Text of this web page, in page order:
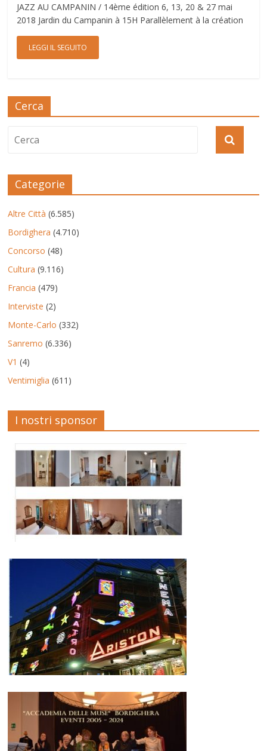
JAZZ AU CAMPANIN / 14ème édition 6, 13, 20 & 27 mai
2018 Jardin du Campanin à 15H Parallèlement à la création
LEGGI IL SEGUITO
Cerca
Categorie
Altre Città (6.585)
Bordighera (4.710)
Concorso (48)
Cultura (9.116)
Francia (479)
Interviste (2)
Monte-Carlo (332)
Sanremo (6.336)
V1 (4)
Ventimiglia (611)
I nostri sponsor